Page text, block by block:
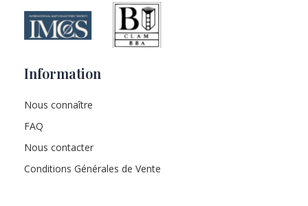
Information
Nous connaître
FAQ
Nous contacter
Conditions Générales de Vente